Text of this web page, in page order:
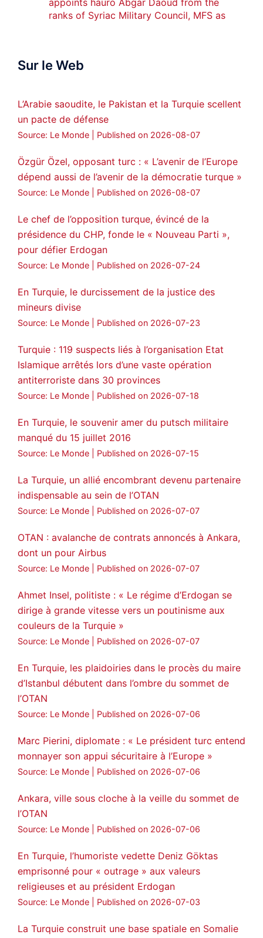
ranks of Syriac Military Council, MFS as
ܟܫܝܪܘܬܐ ܒܘܠܝܬܐ ܚܘܪܐ ܐܒܓܪ
Amitiés kurdes de Bretagne a retweeté
MedyaNews @medyanews_ · 24 Jan 2025
🔴DEM Party Imrali delegation made a
statement on Abdullah Öcalan meeting
#AbdullahÖcalan #PeaceProcess
🔗https://medyanews.rs/h4lwBwQ
3
Sur le Web
L’Arabie saoudite, le Pakistan et la Turquie scellent
un pacte de défense
Source: Le Monde Published on 2026-08-07
Özgür Özel, opposant turc : « L’avenir de l’Europe
dépend aussi de l’avenir de la démocratie turque »
Source: Le Monde Published on 2026-08-07
Le chef de l’opposition turque, évincé de la
présidence du CHP, fonde le « Nouveau Parti »,
pour défier Erdogan
Source: Le Monde Published on 2026-07-24
En Turquie, le durcissement de la justice des
mineurs divise
Source: Le Monde Published on 2026-07-23
Turquie : 119 suspects liés à l’organisation Etat
Islamique arrêtés lors d’une vaste opération
antiterroriste dans 30 provinces
Source: Le Monde Published on 2026-07-18
En Turquie, le souvenir amer du putsch militaire
manqué du 15 juillet 2016
Source: Le Monde Published on 2026-07-15
La Turquie, un allié encombrant devenu partenaire
indispensable au sein de l’OTAN
Source: Le Monde Published on 2026-07-07
OTAN : avalanche de contrats annoncés à Ankara,
dont un pour Airbus
Source: Le Monde Published on 2026-07-07
Ahmet Insel, politiste : « Le régime d’Erdogan se
dirige à grande vitesse vers un poutinisme aux
couleurs de la Turquie »
Source: Le Monde Published on 2026-07-07
En Turquie, les plaidoiries dans le procès du maire
d’Istanbul débutent dans l’ombre du sommet de
l’OTAN
Source: Le Monde Published on 2026-07-06
Marc Pierini, diplomate : « Le président turc entend
monnayer son appui sécuritaire à l’Europe »
Source: Le Monde Published on 2026-07-06
Ankara, ville sous cloche à la veille du sommet de
l’OTAN
Source: Le Monde Published on 2026-07-06
En Turquie, l’humoriste vedette Deniz Göktas
emprisonné pour « outrage » aux valeurs
religieuses et au président Erdogan
Source: Le Monde Published on 2026-07-03
La Turquie construit une base spatiale en Somalie